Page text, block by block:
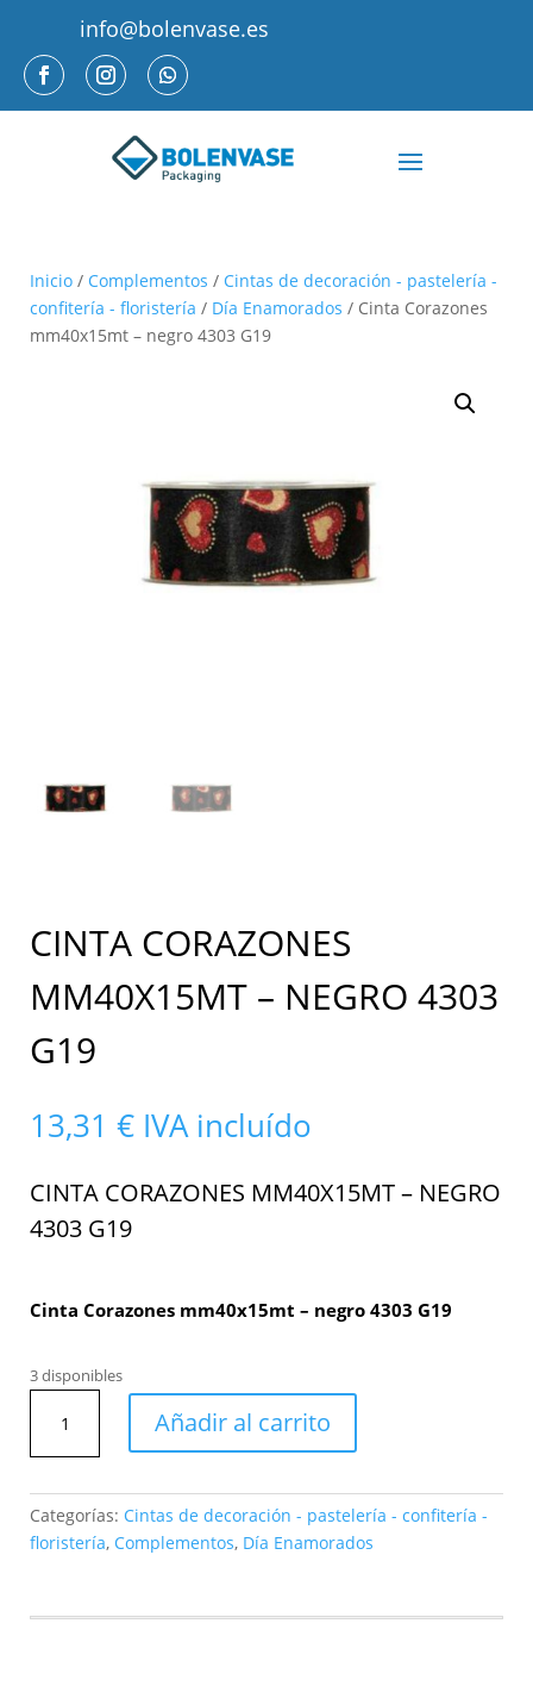
info@bolenvase.es
Inicio / Complementos / Cintas de decoración - pastelería -
confitería - floristería / Día Enamorados / Cinta Corazones
mm40x15mt – negro 4303 G19
CINTA CORAZONES
MM40X15MT – NEGRO 4303
G19
13,31 € IVA incluído
CINTA CORAZONES MM40X15MT – NEGRO
4303 G19
Cinta Corazones mm40x15mt – negro 4303 G19
3 disponibles
Corazones
mm40x15mt
negro
4303
Añadir al carrito
Categorías: Cintas de decoración - pastelería - confitería -
floristería, Complementos, Día Enamorados